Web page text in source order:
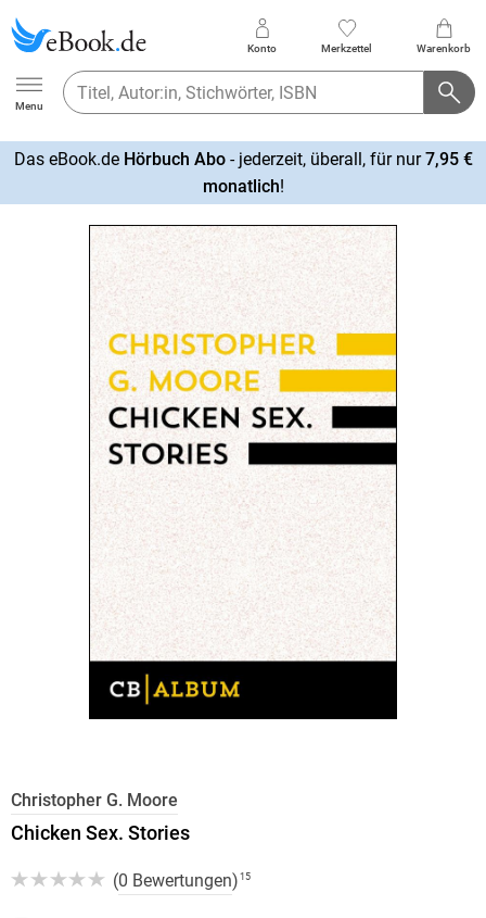
Ebook.de
Menu
Konto Merkzettel Warenkorb
Das eBook.de Hörbuch Abo- jederzeit, überall, für nur7,95 €
monatlich!
Christopher G. Moore
Chicken Sex. Stories
(0 Bewertungen) 15